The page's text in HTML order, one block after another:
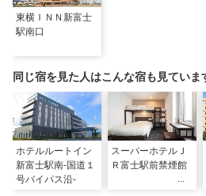
東横ＩＮＮ新富士
駅南口
同じ宿を見た人はこんな宿も見ていま
ホテルルートイン
新富士駅南‐国道１
号バイパス沿‐
スーパーホテルＪ
Ｒ富士駅前禁煙館